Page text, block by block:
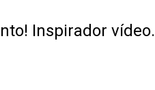
Inspirador vídeo.